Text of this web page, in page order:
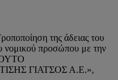
της άδειας του
νομικού προσώπου με την
ΓΙΑΤΣΟΣ Α.Ε.»,